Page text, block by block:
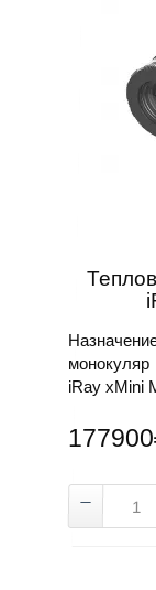
iRay xMini